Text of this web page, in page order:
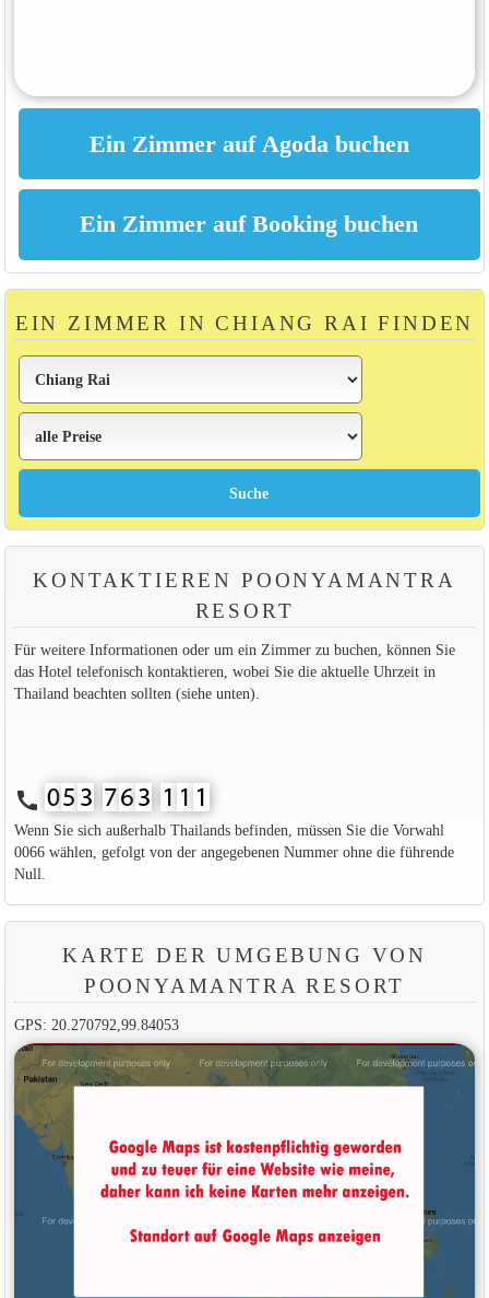
EIN ZIMMER IN CHIANG RAI FINDEN
KONTAKTIEREN POONYAMANTRA
RESORT
Für weitere Informationen oder um ein Zimmer zu buchen, können Sie
das Hotel telefonisch kontaktieren, wobei Sie die aktuelle Uhrzeit in
Thailand beachten sollten (siehe unten).
call
Wenn Sie sich außerhalb Thailands befinden, müssen Sie die Vorwahl
0066 wählen, gefolgt von der angegebenen Nummer ohne die führende
Null.
KARTE DER UMGEBUNG VON
POONYAMANTRA RESORT
GPS: 20.270792,99.84053